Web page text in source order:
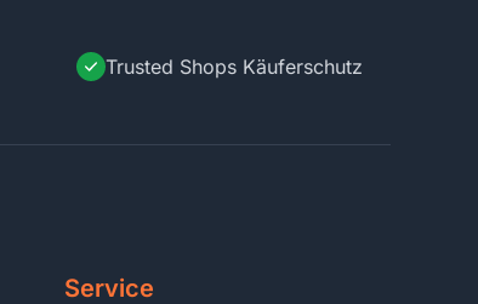
Trusted Shops Käuferschutz
Service